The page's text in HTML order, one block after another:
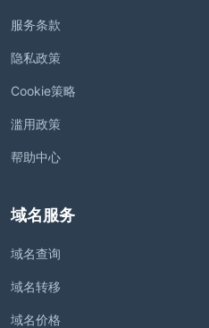
服务条款
隐私政策
Cookie策略
滥用政策
帮助中心
域名服务
域名查询
域名转移
域名价格